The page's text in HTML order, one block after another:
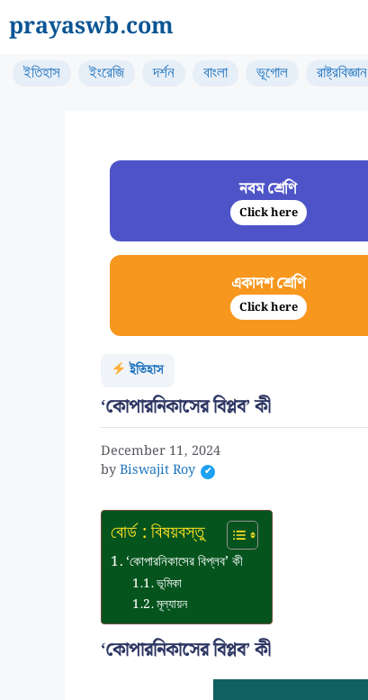
to
content
prayaswb.com
ইতিহাস ইংরেজি দর্শন বাংলা ভূগোল রাষ্ট্রবিজ্ঞান
নবম শ্রেণি
Click here
একাদশ শ্রেণি
Click here
ইতিহাস
‘কোপারনিকাসের বিপ্লব’ কী
December 11, 2024
byBiswajit Roy
বোর্ড : বিষয়বস্তু
‘কোপারনিকাসের বিপ্লব’ কী
ভূমিকা
মূল্যায়ন
‘কোপারনিকাসের বিপ্লব’ কী